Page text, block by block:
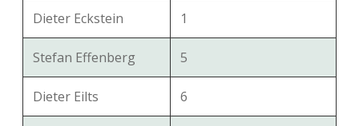
Dieter Eckstein 1
Stefan Effenberg 5
Dieter Eilts 6